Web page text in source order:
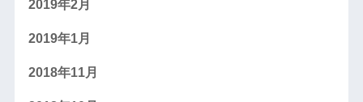
2019年2月
2019年1月
2018年11月